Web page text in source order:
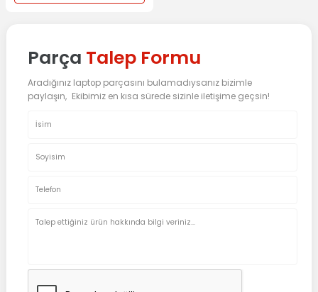
Parça Talep Formu
Aradığınız laptop parçasını bulamadıysanız bizimle
paylaşın, Ekibimiz en kısa sürede sizinle iletişime geçsin!